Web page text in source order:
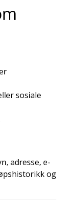
sosiale
adresse, e-
og